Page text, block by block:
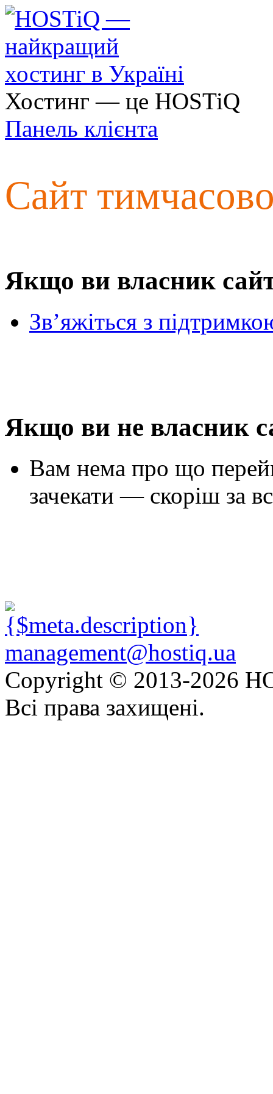
Хостинг — це HOSTiQ
Панель клієнта
Сайт
Якщо ви власник
Зв’яжіться з
Якщо ви не власник
Вам нема про що
зачекати — скоріш за
management@hostiq.ua
Copyright © 2013-2026
Всі права захищені.